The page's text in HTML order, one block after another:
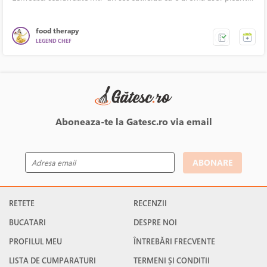
Un singur lucru e garantat, cine il gusta o data, sigur va mai dori
inca o portie.
food therapy
LEGEND CHEF
Aboneaza-te la Gatesc.ro via email
ABONARE
RETETE
BUCATARI
PROFILUL MEU
LISTA DE CUMPARATURI
RECENZII
DESPRE NOI
ÎNTREBĂRI FRECVENTE
TERMENI ȘI CONDITII